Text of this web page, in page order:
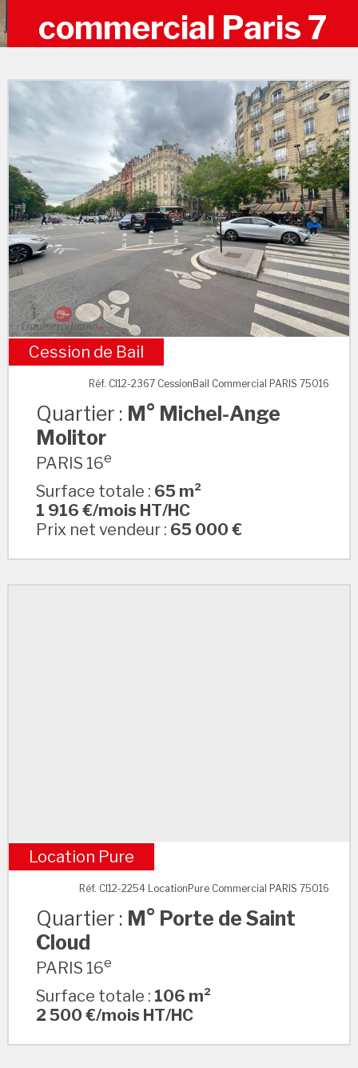
commercial Paris 7
M° Michel-Ange Molitor
Cession de Bail
Réf. CI12-2367 CessionBail Commercial PARIS 75016
Quartier : M° Michel-Ange
Molitor
PARIS 16e
Surface totale : 65 m²
1 916 €/mois HT/HC
Prix net vendeur : 65 000 €
M° Porte de Saint Cloud
Location Pure
Réf. CI12-2254 LocationPure Commercial PARIS 75016
Quartier : M° Porte de Saint
Cloud
PARIS 16e
Surface totale : 106 m²
2 500 €/mois HT/HC